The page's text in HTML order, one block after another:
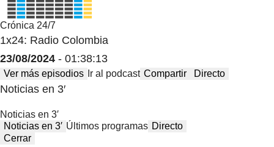
Crónica 24/7
1x24: Radio Colombia
23/08/2024 - 01:38:13
Ver más episodios Ir al podcast Compartir Directo
Noticias en 3′
Noticias en 3′
Noticias en 3′ Últimos programas Directo
Cerrar